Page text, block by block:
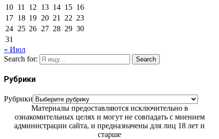
10 11 12 13 14 15 16
17 18 19 20 21 22 23
24 25 26 27 28 29 30
31
« Июл
Search for:
Search
Рубрики
Рубрики
Материалы предоставляются исключительно в
ознакомительных целях и могут не совпадать с мнением
администрации сайта, и предназначены для лиц 18 лет и
старше